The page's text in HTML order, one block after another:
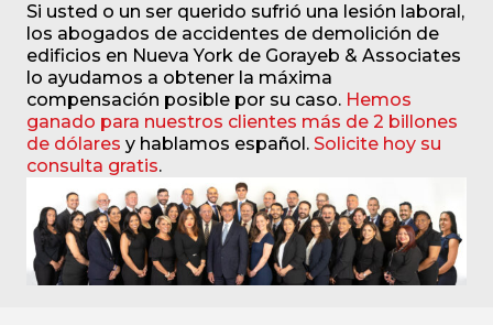
Si usted o un ser querido sufrió una lesión laboral,
los abogados de accidentes de demolición de
edificios en Nueva York de Gorayeb & Associates
lo ayudamos a obtener la máxima
compensación posible por su caso. Hemos
ganado para nuestros clientes más de 2 billones
de dólares y hablamos español. Solicite hoy su
consulta gratis.